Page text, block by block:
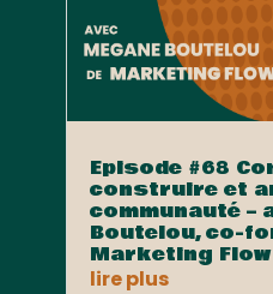
Episode #68
construire et
communauté –
Boutelou, co-
Marketing Flow
lire plus